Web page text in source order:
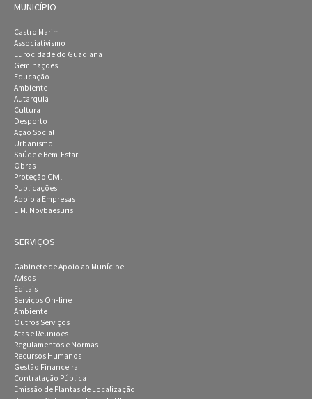
MUNICÍPIO
Castro Marim
Associativismo
Eurocidade do Guadiana
Geminações
Educação
Ambiente
Autarquia
Cultura
Desporto
Ação Social
Urbanismo
Saúde e Bem-Estar
Obras
Proteção Civil
Publicações
Apoio a Empresas
E.M. Novbaesuris
SERVIÇOS
Gabinete de Apoio ao Munícipe
Avisos
Editais
Serviços On-line
Ambiente
Outros Serviços
Atas e Reuniões
Regulamentos e Normas
Recursos Humanos
Gestão Financeira
Contratação Pública
Emissão de Plantas de Localização